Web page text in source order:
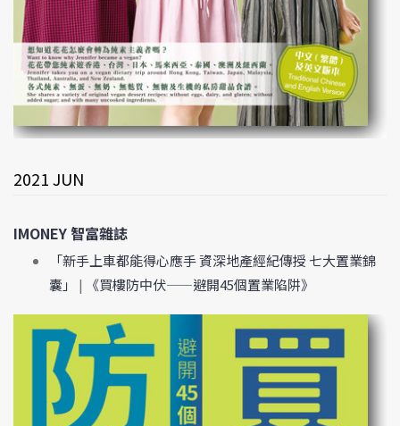
2021 JUN
IMONEY 智富雜誌
「新手上車都能得心應手 資深地產經紀傳授 七大置業錦
囊」
| 《買樓防中伏——避開45個置業陷阱》